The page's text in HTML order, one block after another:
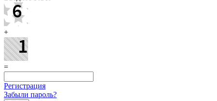
+
=
Регистрация
Забыли пароль?